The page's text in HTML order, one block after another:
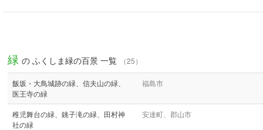
緑 の ふくしま緑の百景 一覧 （25）
飯坂・大鳥城跡の緑、信夫山の緑、
医王寺の緑
福島市
稚児舞台の緑、銚子滝の緑、田村神
社の緑
安達町、郡山市